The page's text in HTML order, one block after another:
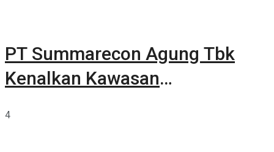
PT Summarecon Agung Tbk
Kenalkan Kawasan
4